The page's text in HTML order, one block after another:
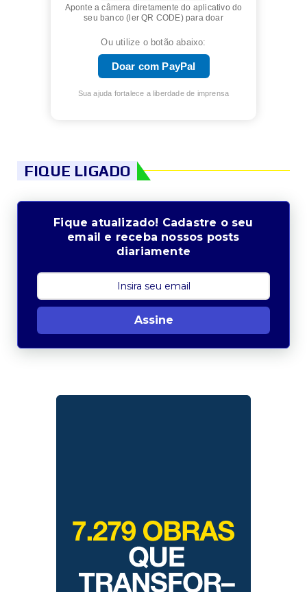
Aponte a câmera diretamente do aplicativo do
seu banco (ler QR CODE) para doar
Ou utilize o botão abaixo:
Doar com PayPal
Sua ajuda fortalece a liberdade de imprensa
FIQUE LIGADO
Fique atualizado! Cadastre o seu
email e receba nossos posts
diariamente
Assine